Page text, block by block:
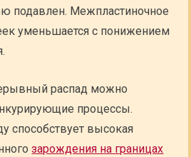
подавлен. Межпластиночное
уменьшается с понижением
распад можно
процессы.
способствует высокая
зарождения на границах